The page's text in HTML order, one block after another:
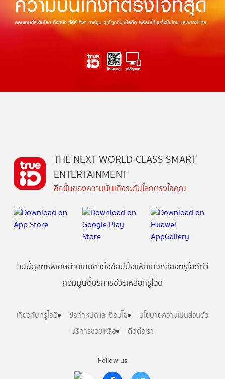
Follow us
THE NEXT WORLD-CLASS SMART
ENTERTAINMENT
อีกขั้นของความบันเทิงระดับโลกตรงใจคุณ
วันนี้ดูสิทธิพิเศษอ่านเกมตาตั้งช้อปปิ้งแพ็กเกจกล่องทรูไอดีทีวี
คอมมูนิตี้บริการช่วยเหลือทรูไอดี
เกี่ยวกับทรูไอดี ข้อกำหนดและเงื่อนไข
นโยบายความเป็นส่วนตัว
บริการช่วยเหลือ
ติดต่อเรา